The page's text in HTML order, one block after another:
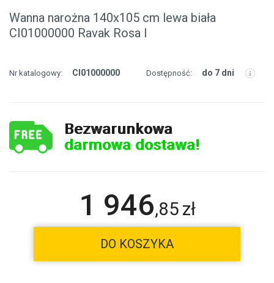
Wanna narożna 140x105 cm lewa biała
CI01000000 Ravak Rosa I
Nr katalogowy: CI01000000 Dostępność: do 7 dni
Bezwarunkowa
darmowa dostawa!
1 946,85 zł
DO KOSZYKA